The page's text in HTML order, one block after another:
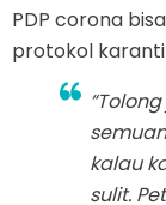
PDP corona
protokol
kalau
sulit.